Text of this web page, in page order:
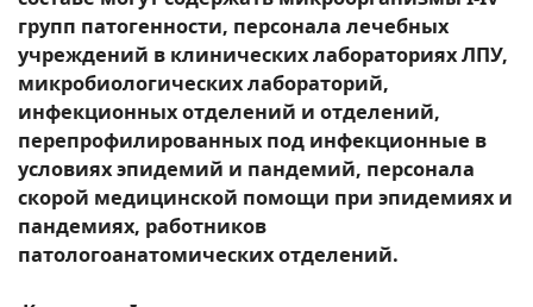
групп патогенности, персонала лечебных
учреждений в клинических лабораториях ЛПУ,
микробиологических лабораторий,
инфекционных отделений и отделений,
перепрофилированных под инфекционные в
условиях эпидемий и пандемий, персонала
скорой медицинской помощи при эпидемиях и
пандемиях, работников
патологоанатомических отделений.